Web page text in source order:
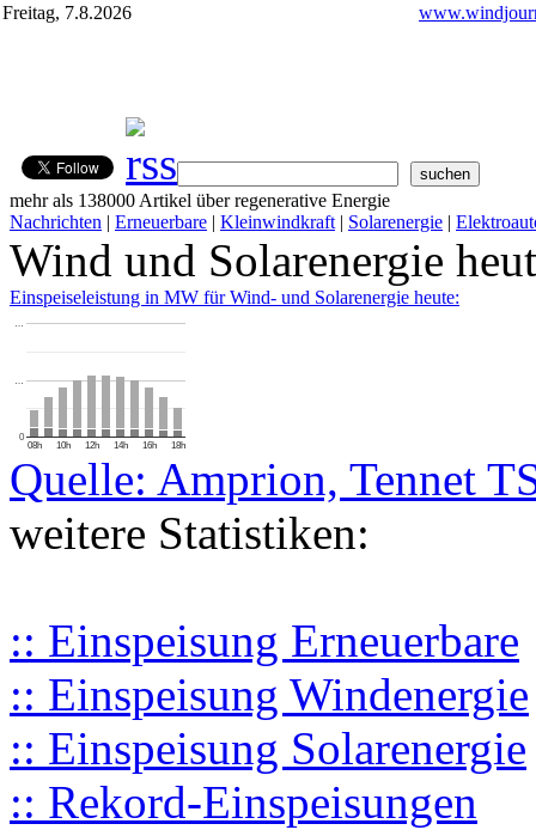
Freitag, 7.8.2026
mehr als 138000 Artikel über regenerative Energie
Nachrichten | Erneuerbare | Kleinwindkraft | Solarenergie |
Wind und Solarenergie
Einspeiseleistung in MW für Wind- und Solarenergie heute:
08h 10h 12h 14h 16h 18h
0
…
…
Quelle: Amprion, Tennet
weitere Statistiken:
:: Einspeisung Erneuerbare
:: Einspeisung Windenergie
:: Einspeisung Solarenergie
:: Rekord-Einspeisungen